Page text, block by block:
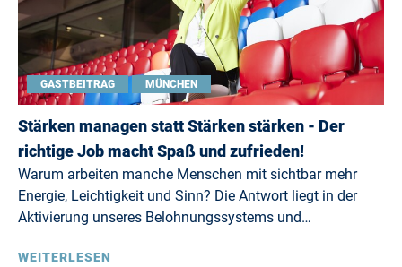
GASTBEITRAG MÜNCHEN
Stärken managen statt Stärken stärken - Der
richtige Job macht Spaß und zufrieden!
Warum arbeiten manche Menschen mit sichtbar mehr
Energie, Leichtigkeit und Sinn? Die Antwort liegt in der
Aktivierung unseres Belohnungssystems und…
WEITERLESEN